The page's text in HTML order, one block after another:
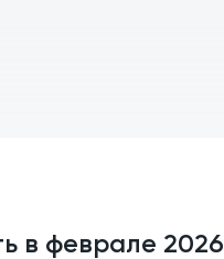
в феврале 2026